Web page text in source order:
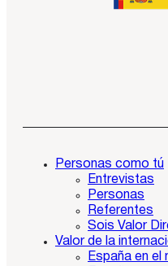
Personas como tú
Entrevistas
Personas
Referentes
Sois Valor
Valor de la
España en el